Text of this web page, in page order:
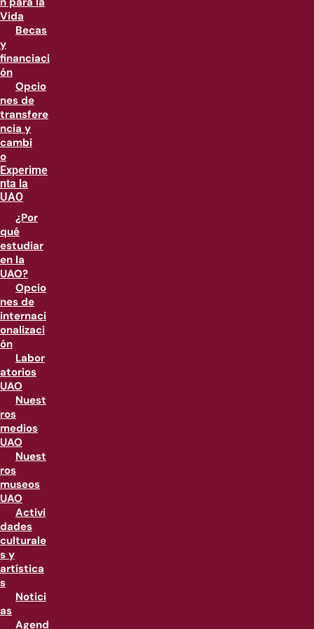
Vida
Becas
y
financiaci
ón
Opcio
nes de
transfere
ncia y
cambi
o
Experime
nta la
UAO
¿Por
qué
estudiar
en la
UAO?
Opcio
nes de
internaci
onalizaci
ón
Labor
atorios
UAO
Nuest
ros
medios
UAO
Nuest
ros
museos
UAO
Activi
dades
culturale
s y
artística
s
Notici
as
Agend